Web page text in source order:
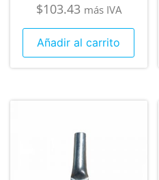
$103.43 más IVA
Añadir al carrito